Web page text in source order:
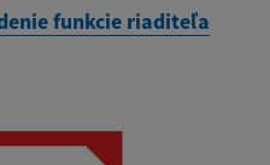
funkcie riaditeľa